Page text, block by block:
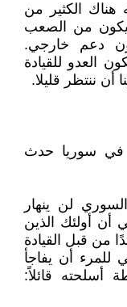
هناك الكثير من
من الصعب
دعم خارجي.
العدو للقيادة
أن ننتظر قليلا.
في سوريا حدث
لن ينهار
أن أولئك الذين
من قبل القيادة
للمرء أن يفاجأ
أسلحته قائلاً: